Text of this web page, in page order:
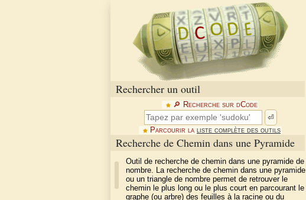
Rechercher un outil
🔎︎ Recherche sur dCode
⏎
Parcourir la liste complète des outils
Recherche de Chemin dans une Pyramide
Outil de recherche de chemin dans une pyramide de
nombre. La recherche de chemin dans une pyramide
ou un triangle de nombre permet de retrouver le
chemin le plus long ou le plus court en parcourant le
graphe (ou arbre) des feuilles à la racine ou du